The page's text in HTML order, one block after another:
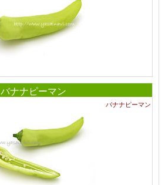
バナナピーマン
バナナピーマン